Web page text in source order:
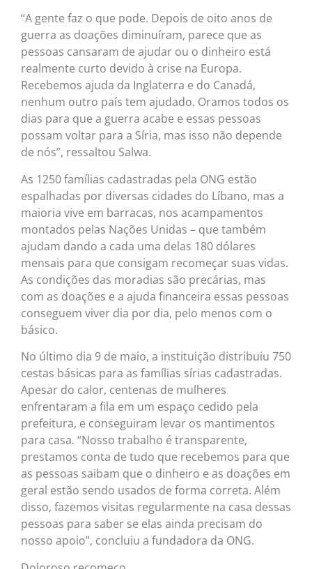
“A gente faz o que pode. Depois de oito anos de
guerra as doações diminuíram, parece que as
pessoas cansaram de ajudar ou o dinheiro está
realmente curto devido à crise na Europa.
Recebemos ajuda da Inglaterra e do Canadá,
nenhum outro país tem ajudado. Oramos todos os
dias para que a guerra acabe e essas pessoas
possam voltar para a Síria, mas isso não depende
de nós”, ressaltou Salwa.
As 1250 famílias cadastradas pela ONG estão
espalhadas por diversas cidades do Líbano, mas a
maioria vive em barracas, nos acampamentos
montados pelas Nações Unidas – que também
ajudam dando a cada uma delas 180 dólares
mensais para que consigam recomeçar suas vidas.
As condições das moradias são precárias, mas
com as doações e a ajuda financeira essas pessoas
conseguem viver dia por dia, pelo menos com o
básico.
No último dia 9 de maio, a instituição distribuiu 750
cestas básicas para as famílias sírias cadastradas.
Apesar do calor, centenas de mulheres
enfrentaram a fila em um espaço cedido pela
prefeitura, e conseguiram levar os mantimentos
para casa. “Nosso trabalho é transparente,
prestamos conta de tudo que recebemos para que
as pessoas saibam que o dinheiro e as doações em
geral estão sendo usados de forma correta. Além
disso, fazemos visitas regularmente na casa dessas
pessoas para saber se elas ainda precisam do
nosso apoio”, concluiu a fundadora da ONG.